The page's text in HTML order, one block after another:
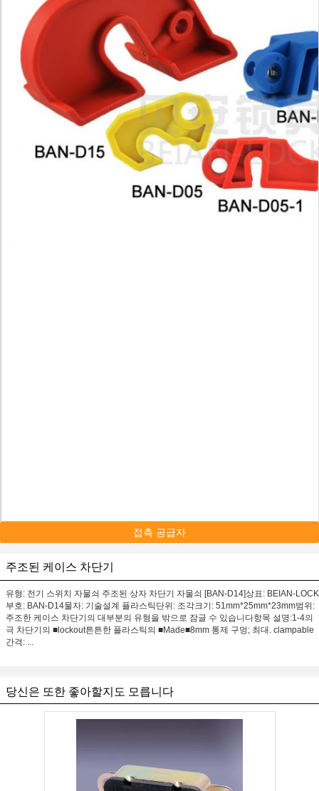
접촉 공급자
주조된 케이스 차단기
유형: 전기 스위치 자물쇠 주조된 상자 차단기 자물쇠 [BAN-D14]상표: BEIAN-LOCK
부호: BAN-D14물자: 기술설계 플라스틱단위: 조각크기: 51mm*25mm*23mm범위:
주조한 케이스 차단기의 대부분의 유형을 밖으로 잠글 수 있습니다항목 설명:1-4의
극 차단기의 ■lockout튼튼한 플라스틱의 ■Made■8mm 통제 구멍; 최대. clampable
간격: ...
당신은 또한 좋아할지도 모릅니다